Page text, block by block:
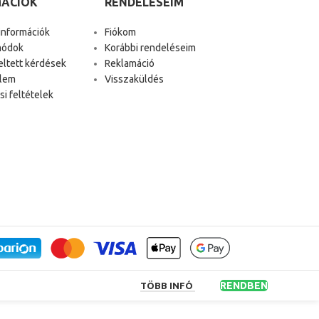
kérdések
feltételek
Fiókom
Korábbi rendeléseim
Reklamáció
Visszaküldés
TÖBB INFÓ RENDBEN